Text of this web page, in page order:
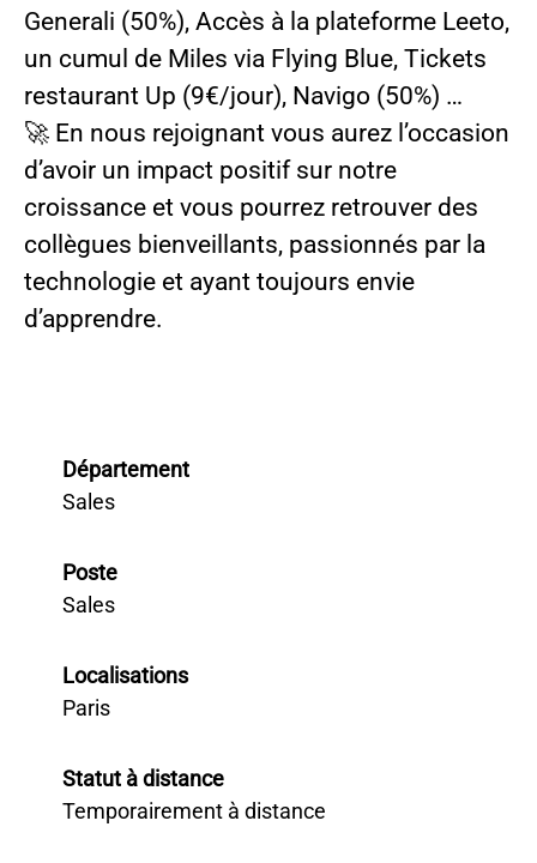
Generali (50%), Accès à la plateforme Leeto,
un cumul de Miles via Flying Blue, Tickets
restaurant Up (9€/jour), Navigo (50%) …
🚀 En nous rejoignant vous aurez l’occasion
d’avoir un impact positif sur notre
croissance et vous pourrez retrouver des
collègues bienveillants, passionnés par la
technologie et ayant toujours envie
d’apprendre.
Département
Sales
Poste
Sales
Localisations
Paris
Statut à distance
Temporairement à distance